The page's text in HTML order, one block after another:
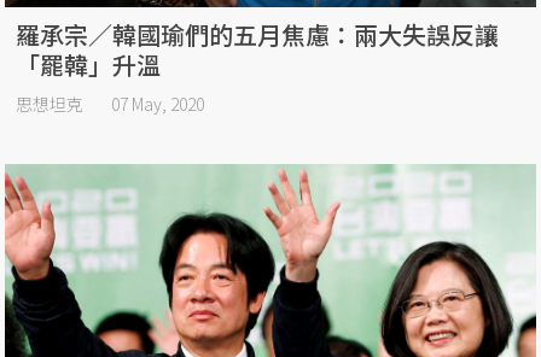
羅承宗／韓國瑜們的五月焦慮：兩大失誤反讓
「罷韓」升溫
思想坦克 07 May, 2020